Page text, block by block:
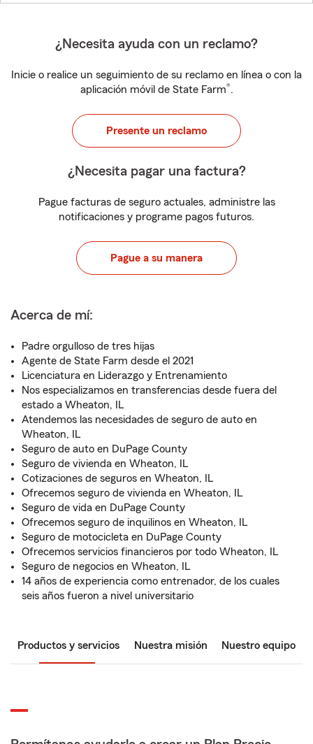
¿Necesita ayuda con un reclamo?
Inicie o realice un seguimiento de su reclamo en línea o con la
aplicación móvil de State Farm®.
Presente un reclamo
¿Necesita pagar una factura?
Pague facturas de seguro actuales, administre las
notificaciones y programe pagos futuros.
Pague a su manera
Acerca de mí:
Padre orgulloso de tres hijas
Agente de State Farm desde el 2021
Licenciatura en Liderazgo y Entrenamiento
Nos especializamos en transferencias desde fuera del
estado a Wheaton, IL
Atendemos las necesidades de seguro de auto en
Wheaton, IL
Seguro de auto en DuPage County
Seguro de vivienda en Wheaton, IL
Cotizaciones de seguros en Wheaton, IL
Ofrecemos seguro de vivienda en Wheaton, IL
Seguro de vida en DuPage County
Ofrecemos seguro de inquilinos en Wheaton, IL
Seguro de motocicleta en DuPage County
Ofrecemos servicios financieros por todo Wheaton, IL
Seguro de negocios en Wheaton, IL
14 años de experiencia como entrenador, de los cuales
seis años fueron a nivel universitario
Productos y servicios Nuestra misión Nuestro equipo